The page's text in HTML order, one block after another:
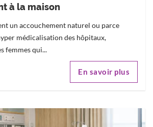
à la maison
un accouchement naturel ou parce
médicalisation des hôpitaux,
femmes qui...
En savoir plus